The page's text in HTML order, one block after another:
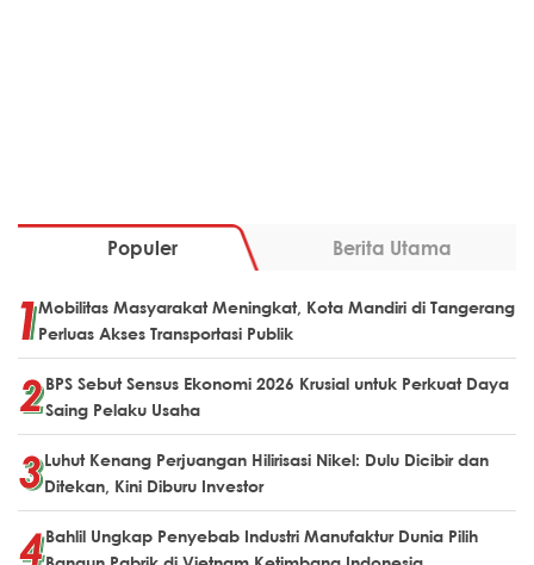
Populer Berita Utama
Mobilitas Masyarakat Meningkat, Kota Mandiri di Tangerang
Perluas Akses Transportasi Publik
BPS Sebut Sensus Ekonomi 2026 Krusial untuk Perkuat Daya
Saing Pelaku Usaha
Luhut Kenang Perjuangan Hilirisasi Nikel: Dulu Dicibir dan
Ditekan, Kini Diburu Investor
Bahlil Ungkap Penyebab Industri Manufaktur Dunia Pilih